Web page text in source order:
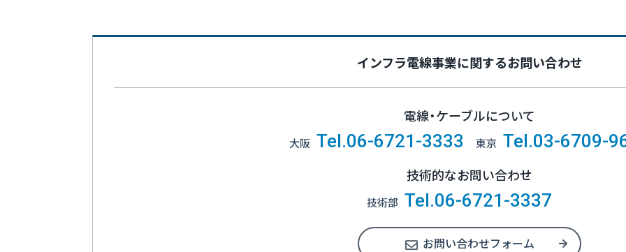
インフラ電線事業に関するお問い合わせ
電線・ケーブルについて
大阪 Tel.06-6721-3333 東京 Tel.03-6709-
技術的なお問い合わせ
技術部 Tel.06-6721-3337
お問い合わせフォーム